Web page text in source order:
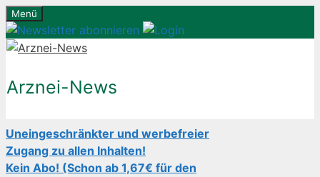
Zum
Inhalt
springen
Menü
Arznei-News
Uneingeschränkter und werbefreier
Zugang zu allen Inhalten!
Kein Abo! (Schon ab 1,67€ für den